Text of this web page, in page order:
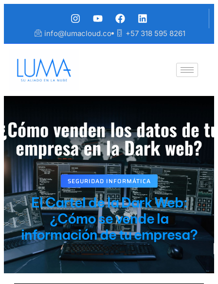
info@lumacloud.co +57 318 595 8261
SEGURIDAD INFORMÁTICA
El Cartel de la Dark Web:
¿Cómo se vende la
información de tu empresa?